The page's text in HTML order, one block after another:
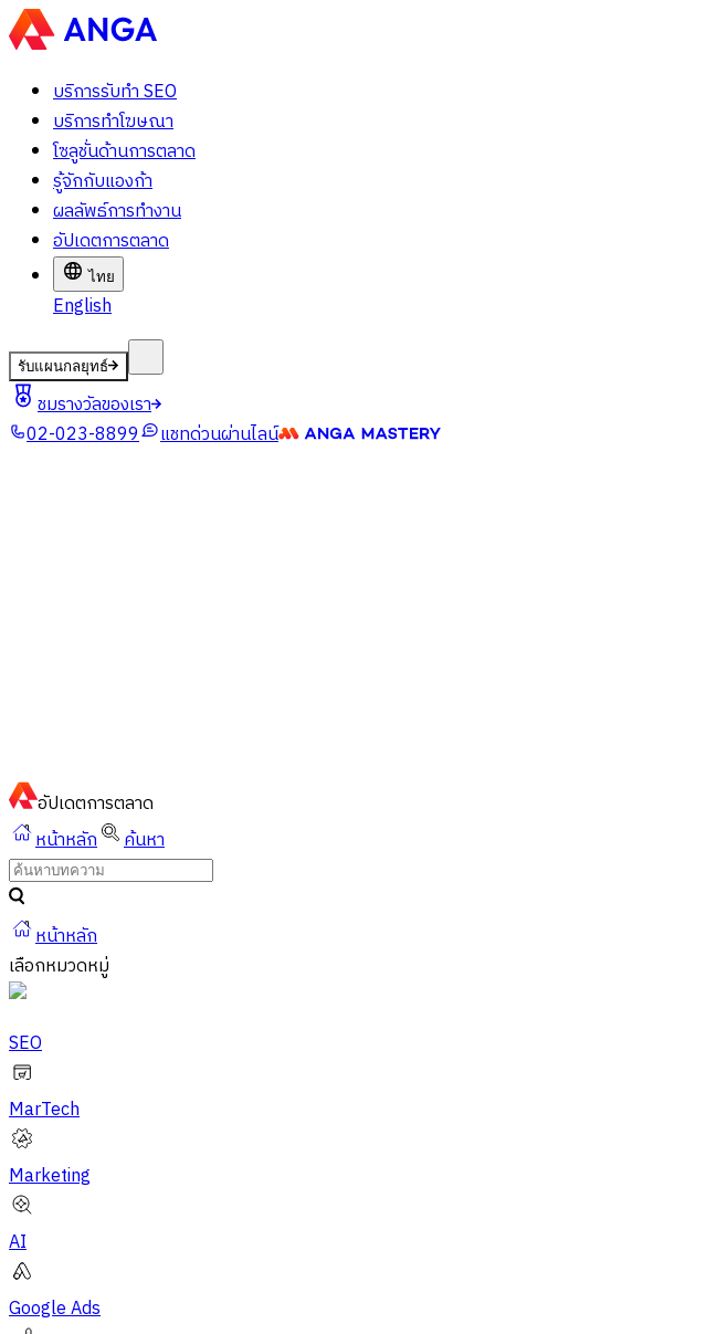
บริการรับทำ SEO
บริการทำโฆษณา
โซลูชั่นด้านการตลาด
รู้จักกับแองก้า
ผลลัพธ์การทำงาน
อัปเดตการตลาด
ไทย
English
รับแผนกลยุทธ์
ชมรางวัลของเรา
02-023-8899
แชทด่วนผ่านไลน์
อัปเดตการตลาด
หน้าหลัก
ค้นหา
หน้าหลัก
เลือกหมวดหมู่
SEO
MarTech
Marketing
AI
Google Ads